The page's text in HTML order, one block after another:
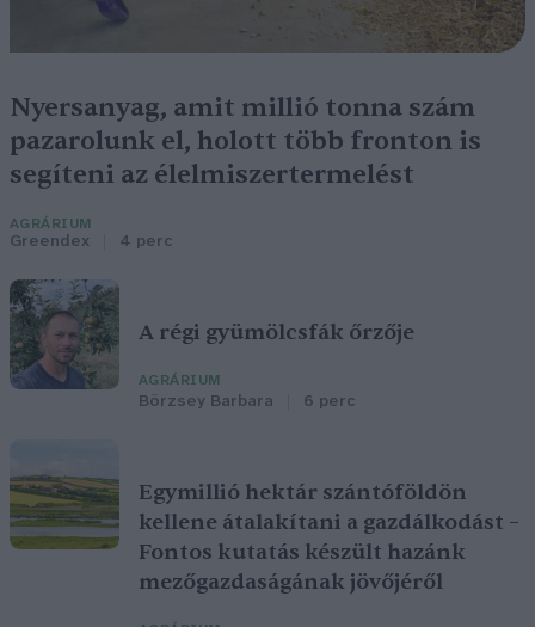
Nyersanyag, amit millió tonna szám
pazarolunk el, holott több fronton is
segíteni az élelmiszertermelést
AGRÁRIUM
Greendex 4 perc
A régi gyümölcsfák őrzője
AGRÁRIUM
Börzsey Barbara 6 perc
Egymillió hektár szántóföldön
kellene átalakítani a gazdálkodást –
Fontos kutatás készült hazánk
mezőgazdaságának jövőjéről